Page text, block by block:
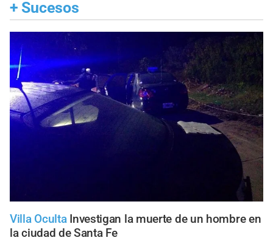
+ Sucesos
Villa Oculta Investigan la muerte de un hombre en
la ciudad de Santa Fe